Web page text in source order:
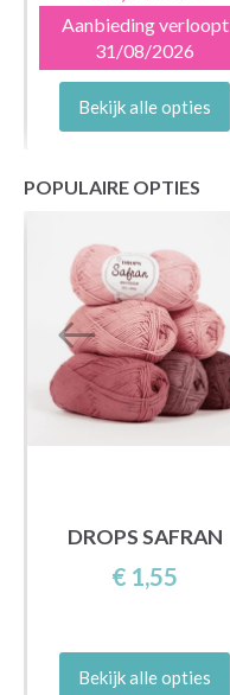
Aanbieding verloopt
31/08/2026
Bekijk alle opties
POPULAIRE OPTIES
DROPS SAFRAN
€ 1,55
Bekijk alle opties